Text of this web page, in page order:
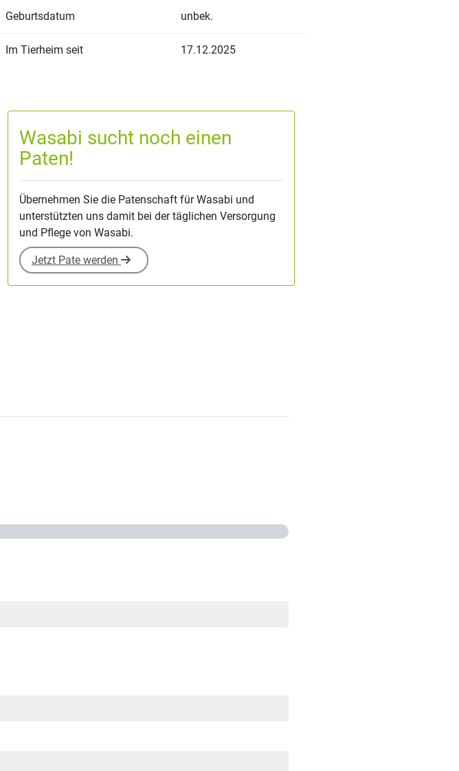
Geburtsdatum unbek.
Im Tierheim seit 17.12.2025
Wasabi sucht noch einen
Paten!
Übernehmen Sie die Patenschaft für Wasabi und
unterstützten uns damit bei der täglichen Versorgung
und Pflege von Wasabi.
Jetzt Pate werden